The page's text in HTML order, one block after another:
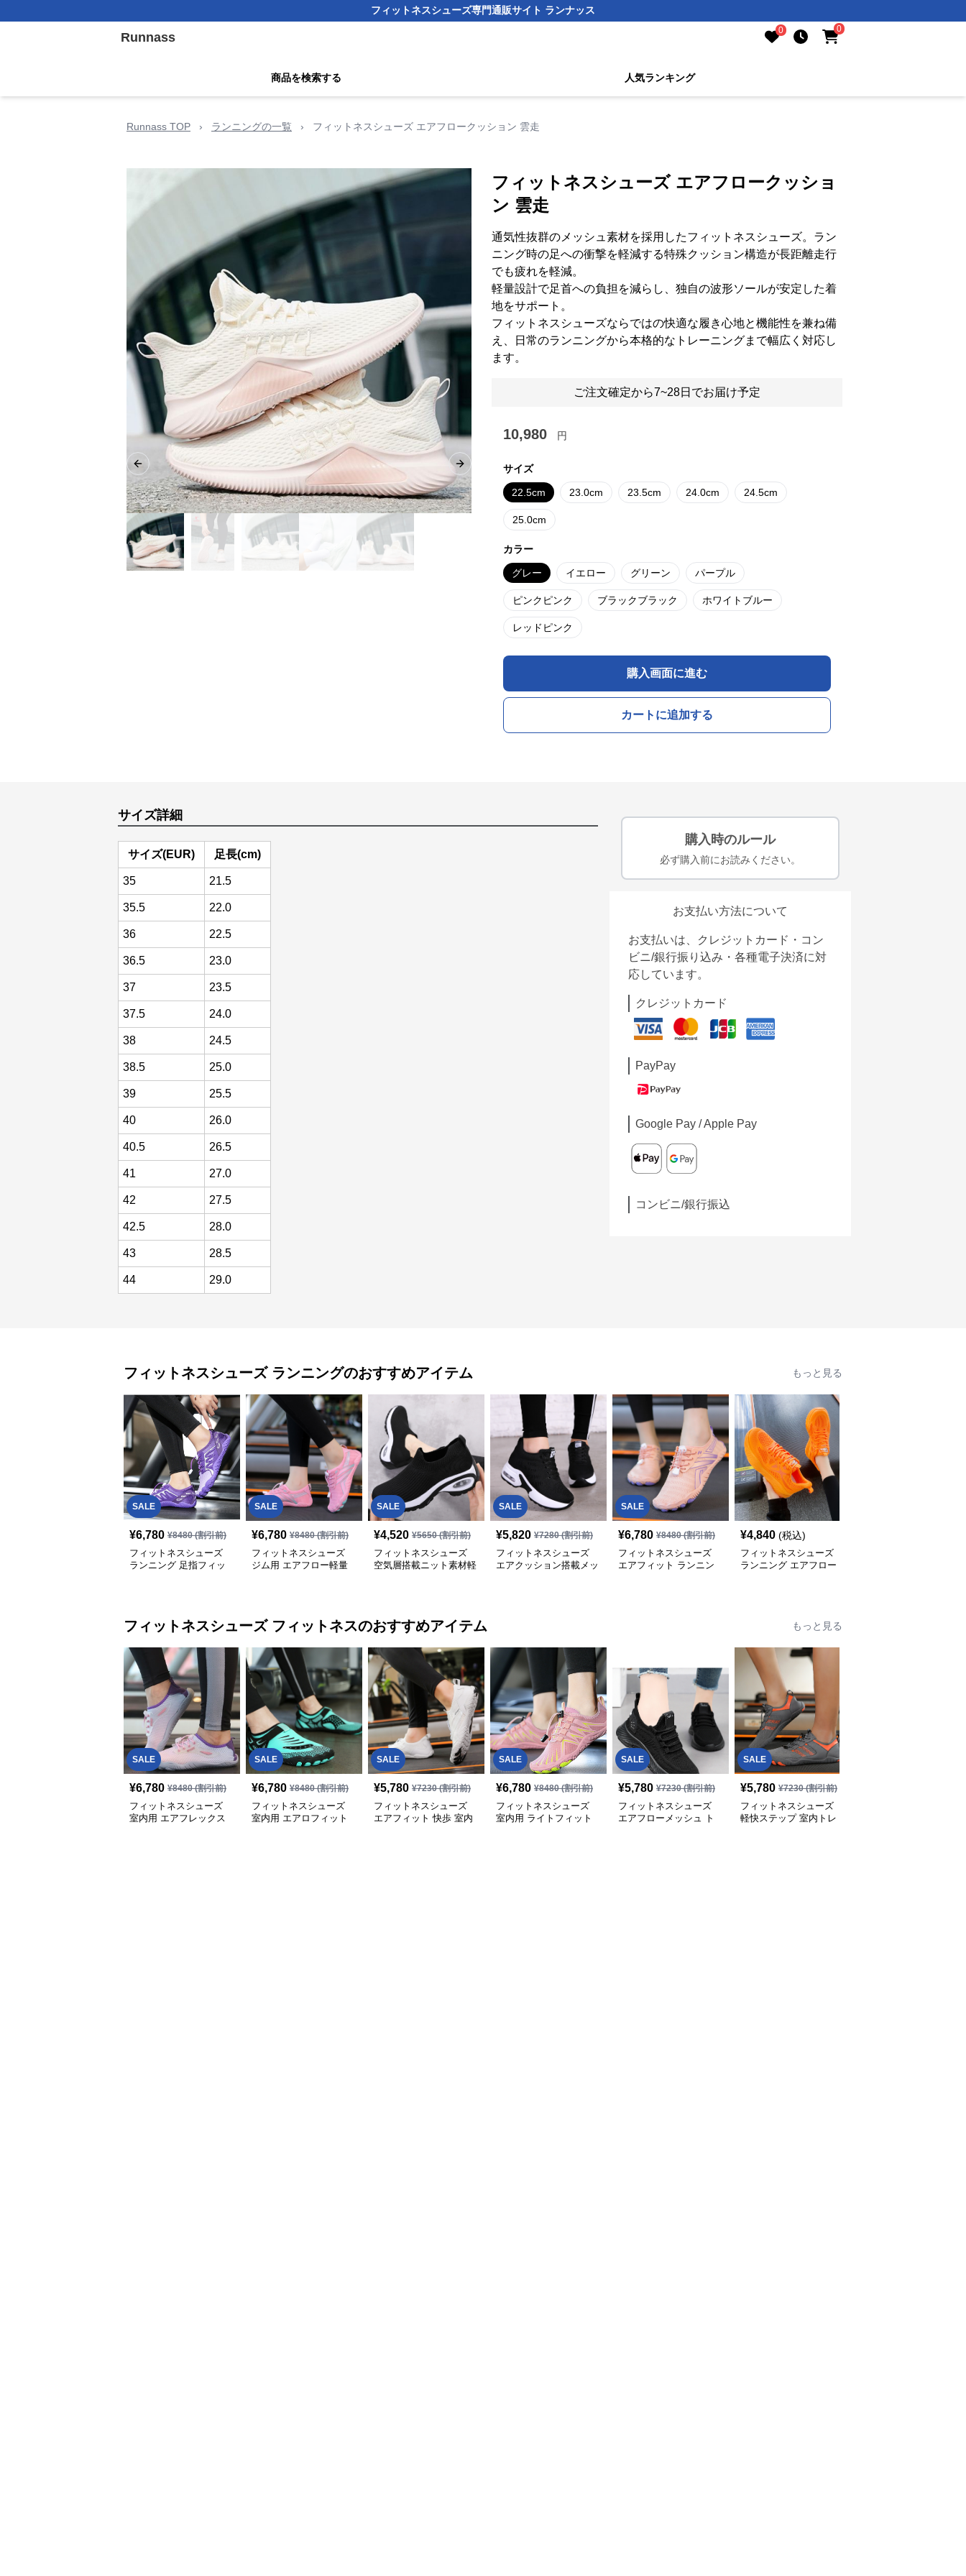
フィットネスシューズ専門通販サイト ランナッス
Runnass 0 0
商品を検索する 人気ランキング
Runnass TOP › ランニングの一覧 › フィットネスシューズ エアフロークッション 雲走
Previous slide Next slide
フィットネスシューズ エアフロークッショ
ン 雲走
通気性抜群のメッシュ素材を採用したフィットネスシューズ。ラン
ニング時の足への衝撃を軽減する特殊クッション構造が長距離走行
でも疲れを軽減。
軽量設計で足首への負担を減らし、独自の波形ソールが安定した着
地をサポート。
フィットネスシューズならではの快適な履き心地と機能性を兼ね備
え、日常のランニングから本格的なトレーニングまで幅広く対応し
ます。
ご注文確定から7~28日でお届け予定
10,980 円
サイズ
22.5cm 23.0cm 23.5cm 24.0cm 24.5cm
25.0cm
カラー
グレー イエロー グリーン パープル
ピンクピンク ブラックブラック ホワイトブルー
レッドピンク
購入画面に進む
カートに追加する
サイズ詳細
サイズ(EUR) 足長(cm)
35 21.5
35.5 22.0
36 22.5
36.5 23.0
37 23.5
37.5 24.0
38 24.5
38.5 25.0
39 25.5
40 26.0
40.5 26.5
41 27.0
42 27.5
42.5 28.0
43 28.5
44 29.0
購入時のルール
必ず購入前にお読みください。
お支払い方法について
お支払いは、クレジットカード・コン
ビニ/銀行振り込み・各種電子決済に対
応しています。
クレジットカード
PayPay
Google Pay / Apple Pay
コンビニ/銀行振込
フィットネスシューズ ランニングのおすすめアイテム もっと見る
SALE
¥6,780 ¥8480(割引前)
フィットネスシューズ
ランニング 足指フィッ
SALE
¥6,780 ¥8480(割引前)
フィットネスシューズ
ジム用 エアフロー軽量
SALE
¥4,520 ¥5650(割引前)
フィットネスシューズ
空気層搭載ニット素材軽
SALE
¥5,820 ¥7280(割引前)
フィットネスシューズ
エアクッション搭載メッ
SALE
¥6,780 ¥8480(割引前)
フィットネスシューズ
エアフィット ランニン
¥4,840 (税込)
フィットネスシューズ
ランニング エアフロー
フィットネスシューズ フィットネスのおすすめアイテム もっと見る
SALE
¥6,780 ¥8480(割引前)
フィットネスシューズ
室内用 エアフレックス
SALE
¥6,780 ¥8480(割引前)
フィットネスシューズ
室内用 エアロフィット
SALE
¥5,780 ¥7230(割引前)
フィットネスシューズ
エアフィット 快歩 室内
SALE
¥6,780 ¥8480(割引前)
フィットネスシューズ
室内用 ライトフィット
SALE
¥5,780 ¥7230(割引前)
フィットネスシューズ
エアフローメッシュ ト
SALE
¥5,780 ¥7230(割引前)
フィットネスシューズ
軽快ステップ 室内トレ